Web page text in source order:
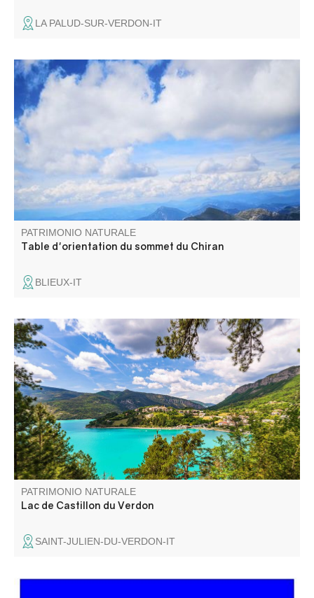
LA PALUD-SUR-VERDON-IT
Du mont Ventoux, au mont Pelvoux, de l'étang de Berre à
l'arrière pays Niçois, cette table vous permettra d'admirer
les différents sommets et points qui vous feront face.
PATRIMONIO NATURALE
Table d'orientation du sommet du Chiran
BLIEUX-IT
Irrésistible en raison de ses eaux turquoises, le lac de
Castillon est l’endroit idéal pour passer de belles journées
estivales. Baignade, voile, navigation, ski nautique s’y
pratiquent au pied des montagnes du Verdon.
PATRIMONIO NATURALE
Lac de Castillon du Verdon
SAINT-JULIEN-DU-VERDON-IT